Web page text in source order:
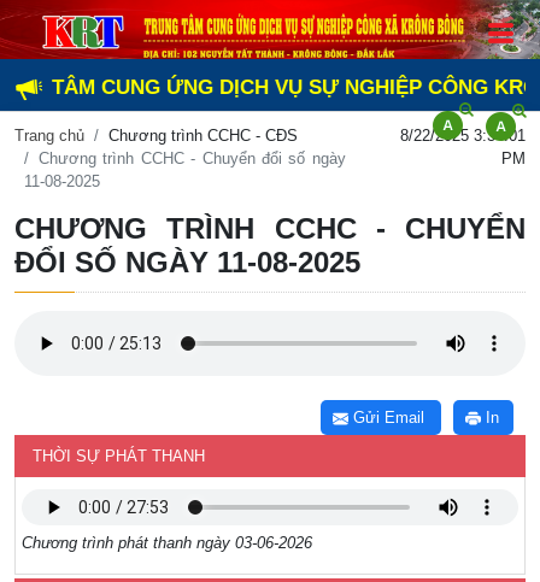
TÂM CUNG ỨNG DỊCH VỤ SỰ NGHIỆP CÔNG
Trang chủ
Chương trình CCHC - CĐS
Chương trình CCHC - Chuyển đổi số ngày
11-08-2025
8/22/2025 3:34:01
PM
CHƯƠNG TRÌNH CCHC - CHUYỂN
ĐỔI SỐ NGÀY 11-08-2025
In
Gửi Email
THỜI SỰ PHÁT THANH
Chương trình phát thanh ngày 03-06-2026